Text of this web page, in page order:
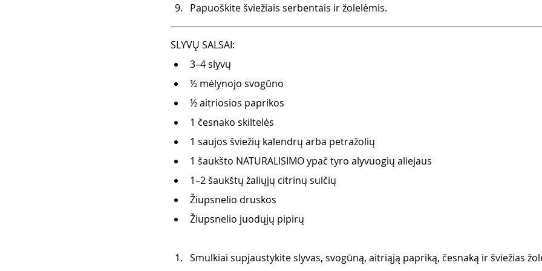
Papuoškite šviežiais serbentais ir žolelėmis.
SLYVŲ SALSAI:
3–4 slyvų
½ mėlynojo svogūno
½ aitriosios paprikos
1 česnako skiltelės
1 saujos šviežių kalendrų arba petražolių
1 šaukšto NATURALISIMO ypač tyro alyvuogių aliejaus
1–2 šaukštų žaliųjų citrinų sulčių
Žiupsnelio druskos
Žiupsnelio juodųjų pipirų
Smulkiai supjaustykite slyvas, svogūną, aitriąją papriką, česnaką ir šviežias